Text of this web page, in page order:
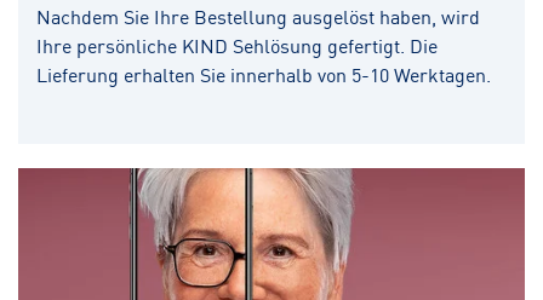
Nachdem Sie Ihre Bestellung ausgelöst haben, wird
Ihre persönliche KIND Sehlösung gefertigt. Die
Lieferung erhalten Sie innerhalb von 5-10 Werktagen.